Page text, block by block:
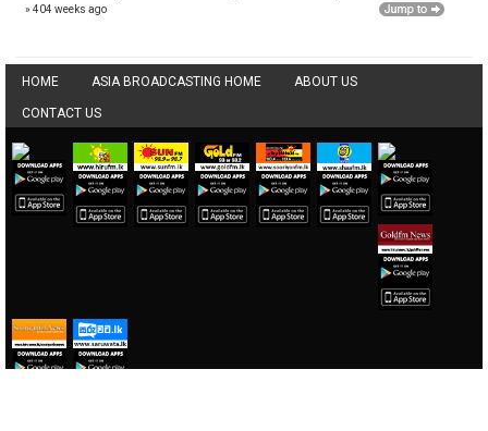
» 404 weeks ago
HOME ASIA BROADCASTING HOME ABOUT US
CONTACT US